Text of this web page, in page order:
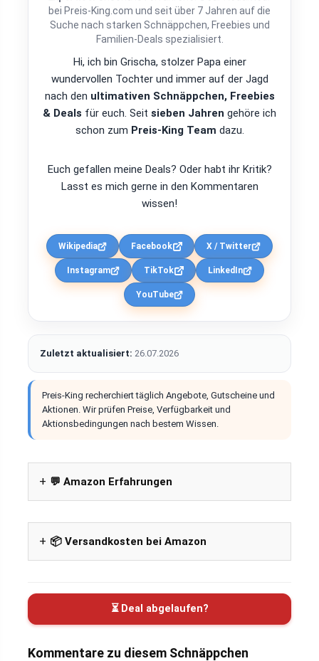
bei Preis-King.com und seit über 7 Jahren auf die
Suche nach starken Schnäppchen, Freebies und
Familien-Deals spezialisiert.
Hi, ich bin Grischa, stolzer Papa einer
wundervollen Tochter und immer auf der Jagd
nach den ultimativen Schnäppchen, Freebies
& Deals für euch. Seit sieben Jahren gehöre ich
schon zum Preis-King Team dazu.
Euch gefallen meine Deals? Oder habt ihr Kritik?
Lasst es mich gerne in den Kommentaren
wissen!
Wikipedia Facebook X / Twitter
Instagram TikTok LinkedIn
YouTube
Zuletzt aktualisiert: 26.07.2026
Preis-King recherchiert täglich Angebote, Gutscheine und
Aktionen. Wir prüfen Preise, Verfügbarkeit und
Aktionsbedingungen nach bestem Wissen.
💬 Amazon Erfahrungen
📦 Versandkosten bei Amazon
⏳ Deal abgelaufen?
Kommentare zu diesem Schnäppchen